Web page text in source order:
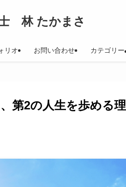
林 たかまさ
リオ お問い合わせ カテゴリー
第2の人生を歩める理